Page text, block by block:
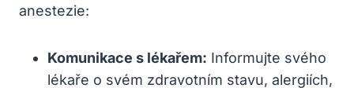
anestezie:
Komunikace s lékařem: Informujte svého
lékaře o svém zdravotním stavu, alergiích,